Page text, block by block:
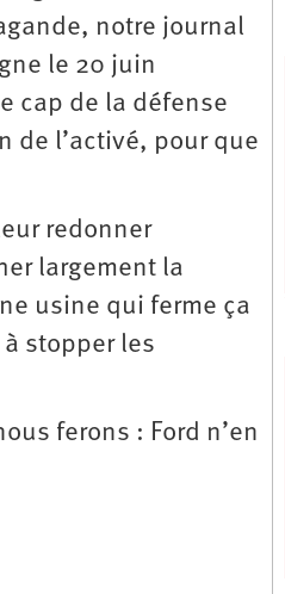
notre journal
le 20 juin
cap de la défense
de l’activé, pour que
redonner
largement la
usine qui ferme ça
stopper les
ferons : Ford n’en